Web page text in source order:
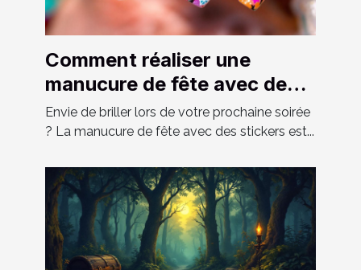
Comment réaliser une
manucure de fête avec des
stickers ?
Envie de briller lors de votre prochaine soirée
? La manucure de fête avec des stickers est...